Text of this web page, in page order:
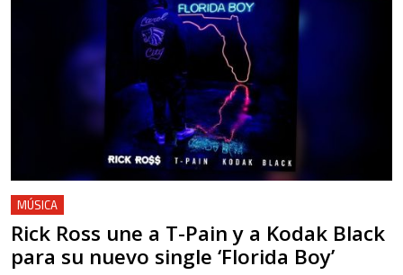
MÚSICA
Rick Ross une a T-Pain y a Kodak Black
para su nuevo single ‘Florida Boy’